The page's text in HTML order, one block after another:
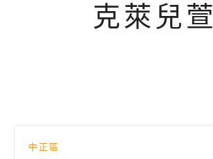
克萊兒萱
中正區